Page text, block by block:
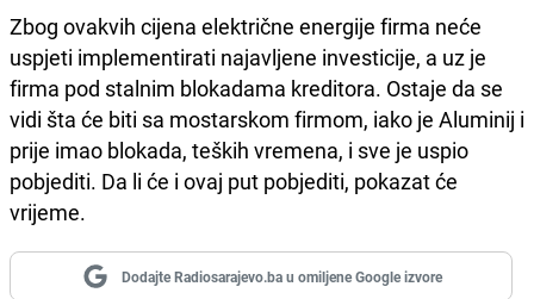
Zbog ovakvih cijena električne energije firma neće
uspjeti implementirati najavljene investicije, a uz je
firma pod stalnim blokadama kreditora. Ostaje da se
vidi šta će biti sa mostarskom firmom, iako je Aluminij i
prije imao blokada, teških vremena, i sve je uspio
pobjediti. Da li će i ovaj put pobjediti, pokazat će
vrijeme.
Dodajte Radiosarajevo.ba u omiljene Google izvore